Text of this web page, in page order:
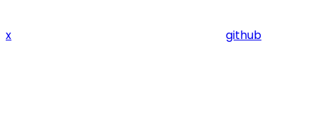
x github